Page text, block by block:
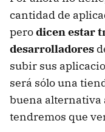
cantidad de
perodicen estar
desarrolladores
subir sus
será sólo una
buena alternativa
tendremos que